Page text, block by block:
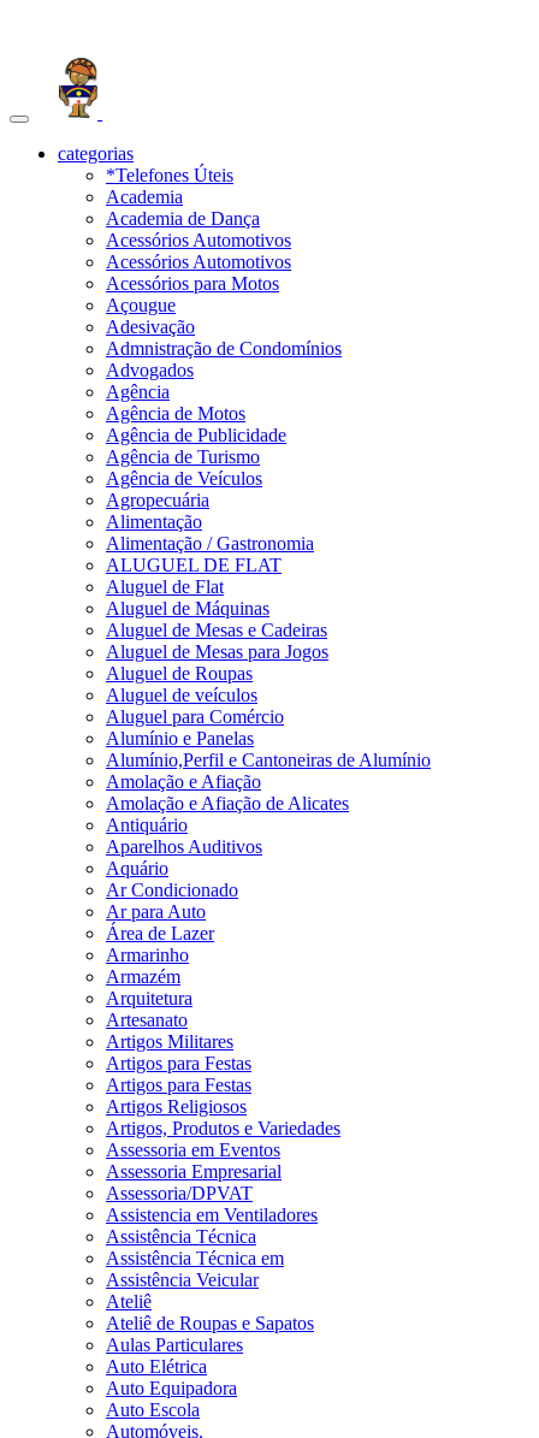
Toggle
navigationcategorias
*Telefones Úteis
Academia
Academia de Dança
Acessórios Automotivos
Acessórios Automotivos
Acessórios para Motos
Açougue
Adesivação
Admnistração de Condomínios
Advogados
Agência
Agência de Motos
Agência de Publicidade
Agência de Turismo
Agência de Veículos
Agropecuária
Alimentação
Alimentação / Gastronomia
ALUGUEL DE FLAT
Aluguel de Flat
Aluguel de Máquinas
Aluguel de Mesas e Cadeiras
Aluguel de Mesas para Jogos
Aluguel de Roupas
Aluguel de veículos
Aluguel para Comércio
Alumínio e Panelas
Alumínio,Perfil e Cantoneiras de Alumínio
Amolação e Afiação
Amolação e Afiação de Alicates
Antiquário
Aparelhos Auditivos
Aquário
Ar Condicionado
Ar para Auto
Área de Lazer
Armarinho
Armazém
Arquitetura
Artesanato
Artigos Militares
Artigos para Festas
Artigos para Festas
Artigos Religiosos
Artigos, Produtos e Variedades
Assessoria em Eventos
Assessoria Empresarial
Assessoria/DPVAT
Assistencia em Ventiladores
Assistência Técnica
Assistência Técnica em
Assistência Veicular
Ateliê
Ateliê de Roupas e Sapatos
Aulas Particulares
Auto Elétrica
Auto Equipadora
Auto Escola
Automóveis.